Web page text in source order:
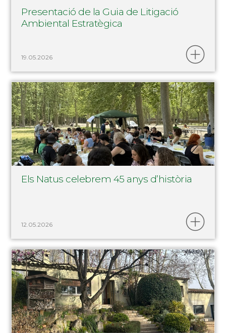
Presentació de la Guia de Litigació
Ambiental Estratègica
19.05.2026
Els Natus celebrem 45 anys d’història
12.05.2026